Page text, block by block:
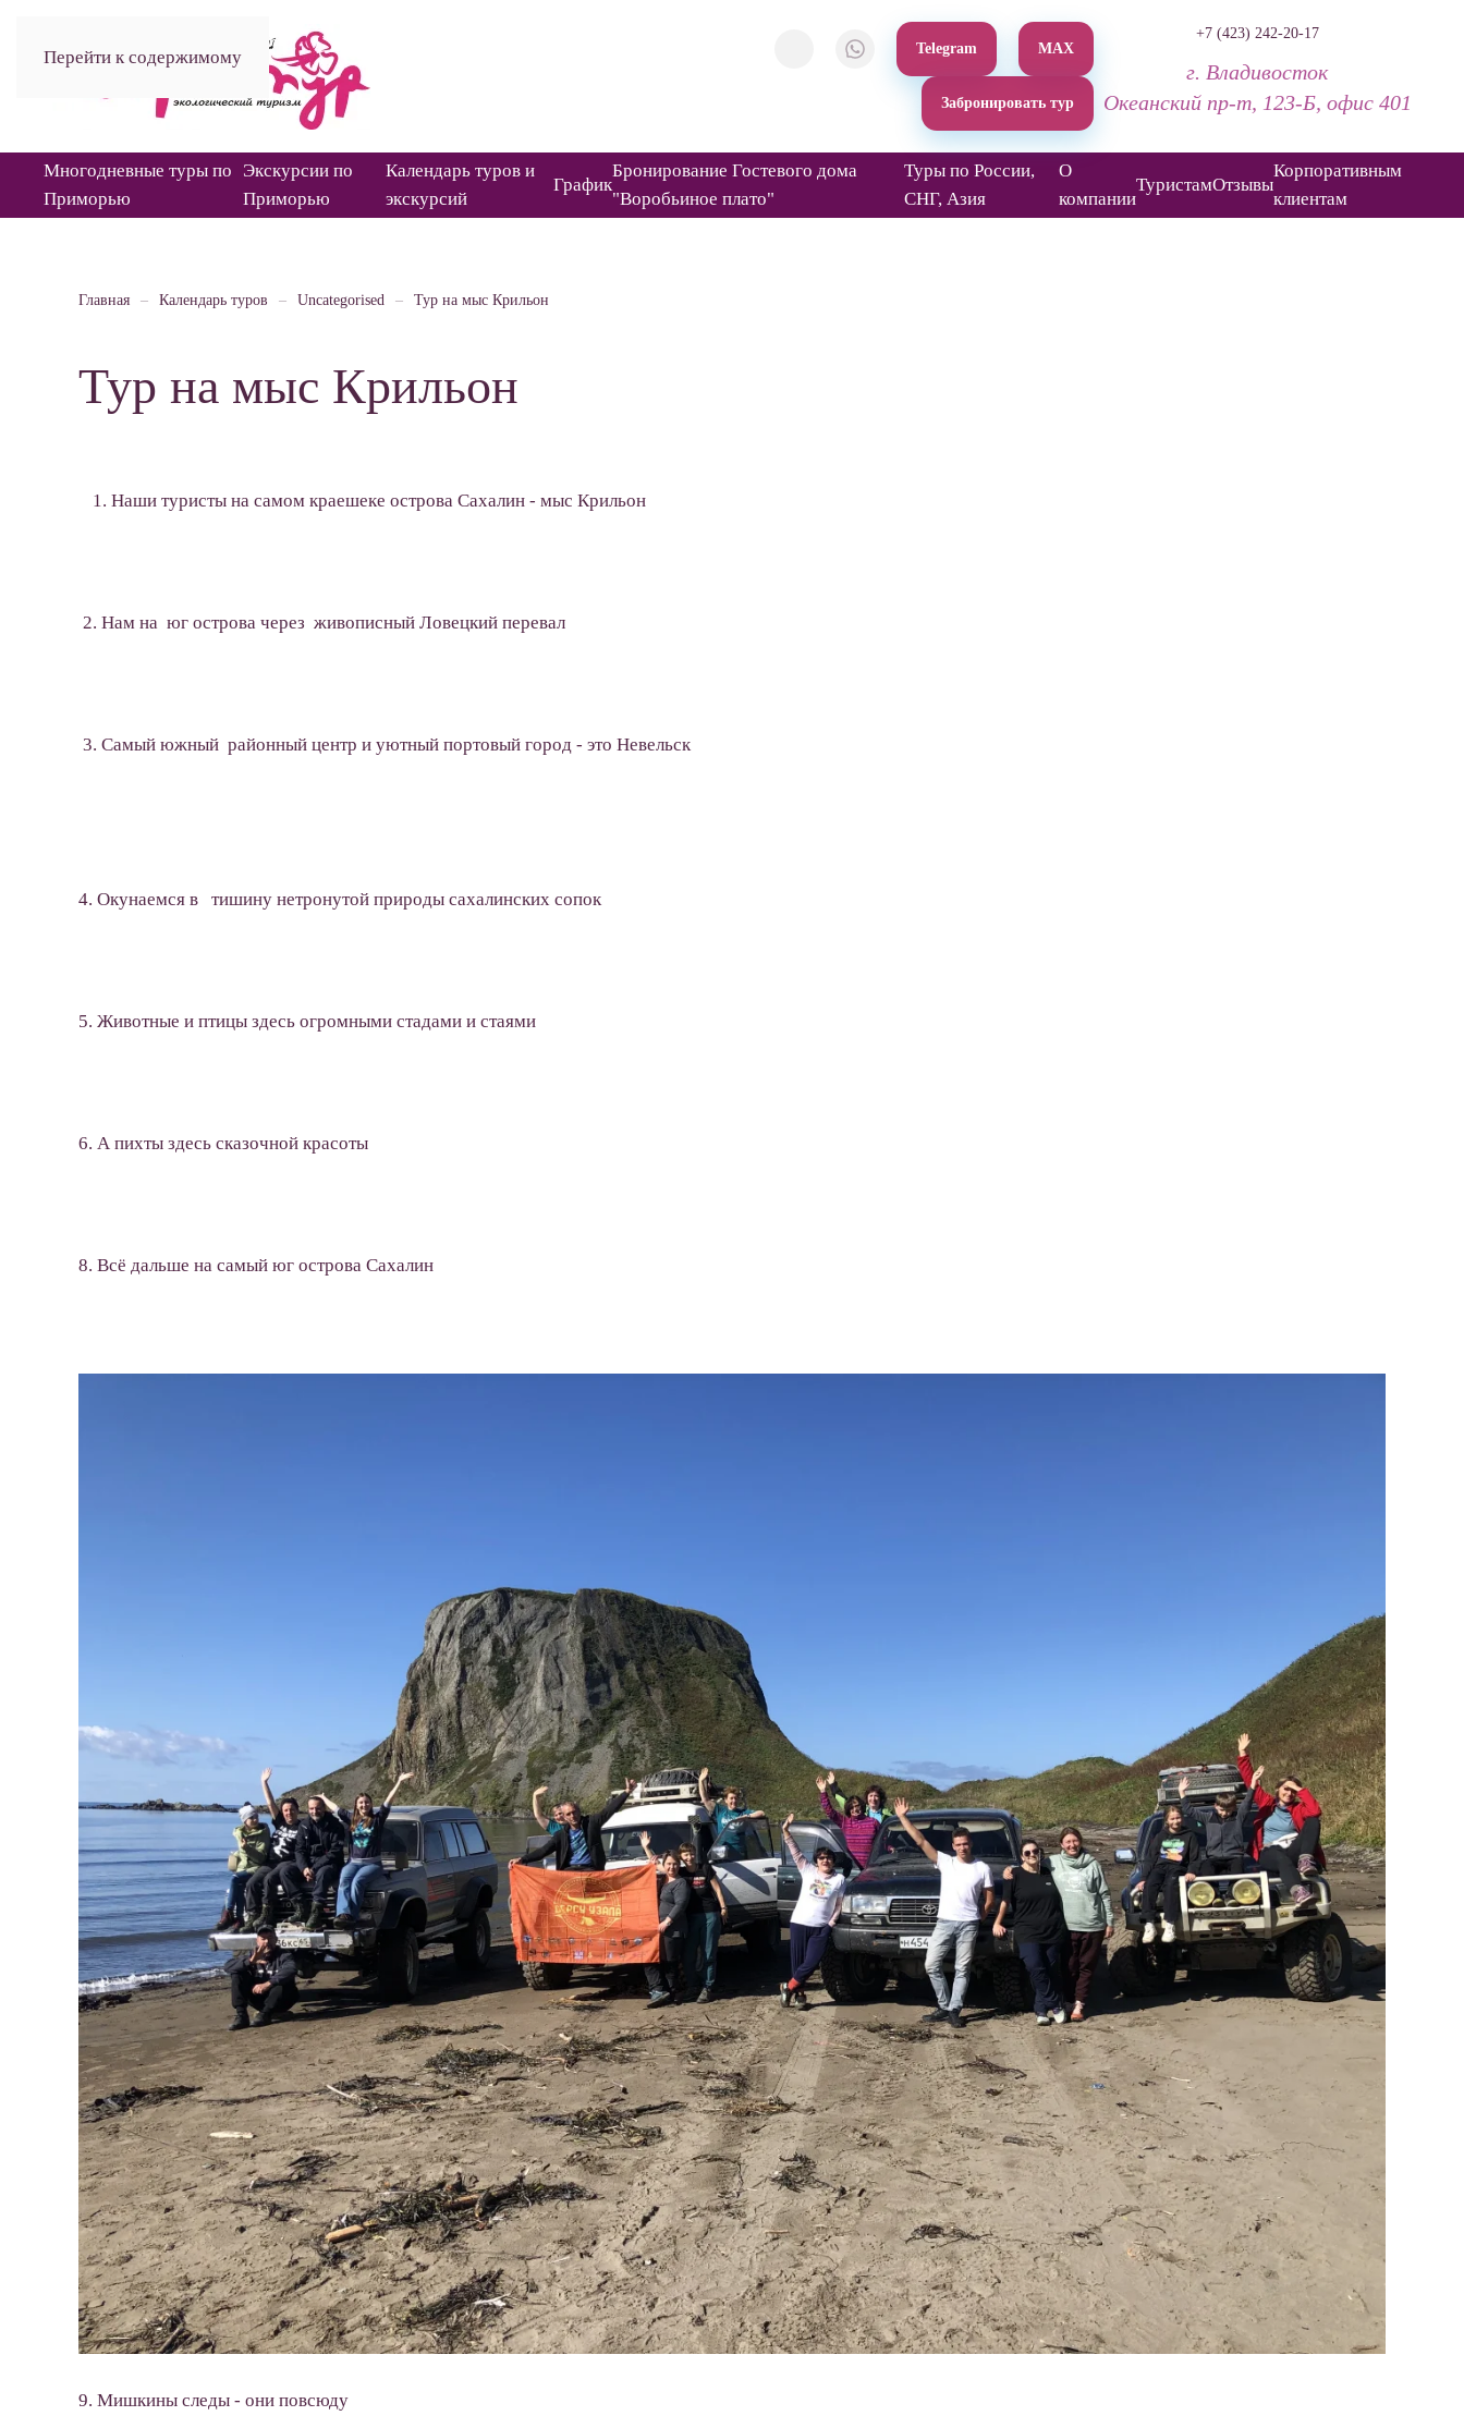
Перейти к содержимому Telegram МАХ
Забронировать тур
+7 (423) 242-20-17
г. Владивосток
Океанский пр-т, 123-Б, офис 401
Многодневные туры по
Приморью
Экскурсии по
Приморью
Календарь туров и
экскурсий
График
Бронирование Гостевого дома
"Воробьиное плато"
Туры по России,
СНГ, Азия
О
компании
ТуристамОтзывы
Корпоративным
клиентам
Главная Календарь туров Uncategorised Тур на мыс Крильон
Тур на мыс Крильон
Наши туристы на самом краешеке острова Сахалин - мыс Крильон
2. Нам на юг острова через живописный Ловецкий перевал
3. Самый южный районный центр и уютный портовый город - это Невельск
4. Окунаемся в тишину нетронутой природы сахалинских сопок
5. Животные и птицы здесь огромными стадами и стаями
6. А пихты здесь сказочной красоты
8. Всё дальше на самый юг острова Сахалин
9. Мишкины следы - они повсюду